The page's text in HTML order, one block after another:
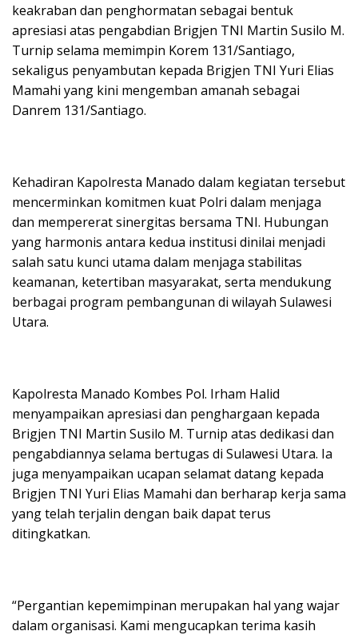
keakraban dan penghormatan sebagai bentuk
apresiasi atas pengabdian Brigjen TNI Martin Susilo M.
Turnip selama memimpin Korem 131/Santiago,
sekaligus penyambutan kepada Brigjen TNI Yuri Elias
Mamahi yang kini mengemban amanah sebagai
Danrem 131/Santiago.
Kehadiran Kapolresta Manado dalam kegiatan tersebut
mencerminkan komitmen kuat Polri dalam menjaga
dan mempererat sinergitas bersama TNI. Hubungan
yang harmonis antara kedua institusi dinilai menjadi
salah satu kunci utama dalam menjaga stabilitas
keamanan, ketertiban masyarakat, serta mendukung
berbagai program pembangunan di wilayah Sulawesi
Utara.
Kapolresta Manado Kombes Pol. Irham Halid
menyampaikan apresiasi dan penghargaan kepada
Brigjen TNI Martin Susilo M. Turnip atas dedikasi dan
pengabdiannya selama bertugas di Sulawesi Utara. Ia
juga menyampaikan ucapan selamat datang kepada
Brigjen TNI Yuri Elias Mamahi dan berharap kerja sama
yang telah terjalin dengan baik dapat terus
ditingkatkan.
“Pergantian kepemimpinan merupakan hal yang wajar
dalam organisasi. Kami mengucapkan terima kasih